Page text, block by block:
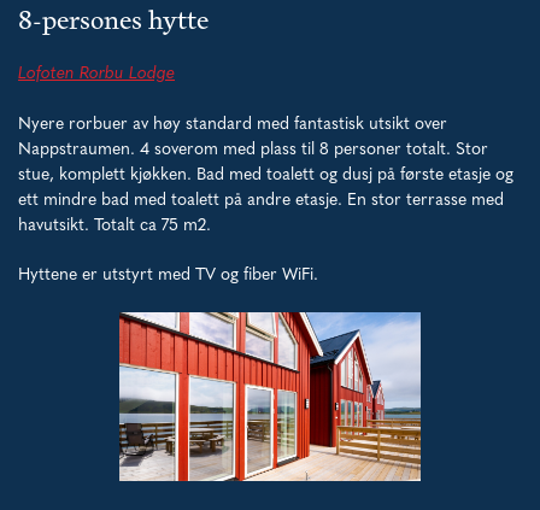
8-persones hytte
Lofoten Rorbu Lodge
Nyere rorbuer av høy standard med fantastisk utsikt over
Nappstraumen. 4 soverom med plass til 8 personer totalt. Stor
stue, komplett kjøkken. Bad med toalett og dusj på første etasje og
ett mindre bad med toalett på andre etasje. En stor terrasse med
havutsikt. Totalt ca 75 m2.
Hyttene er utstyrt med TV og fiber WiFi.